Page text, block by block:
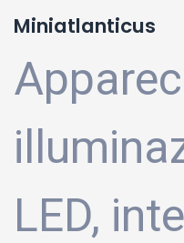
Miniatlanticus
LED,